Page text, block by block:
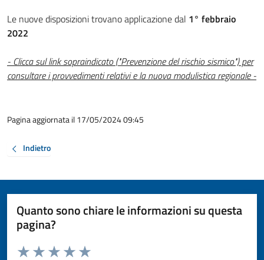
Le nuove disposizioni trovano applicazione dal 1° febbraio
2022
- Clicca sul link sopraindicato ("Prevenzione del rischio sismico") per
consultare i provvedimenti relativi e la nuova modulistica regionale -
Pagina aggiornata il 17/05/2024 09:45
Indietro
Quanto sono chiare le informazioni su questa
pagina?
Valuta da 1 a 5 stelle la pagina